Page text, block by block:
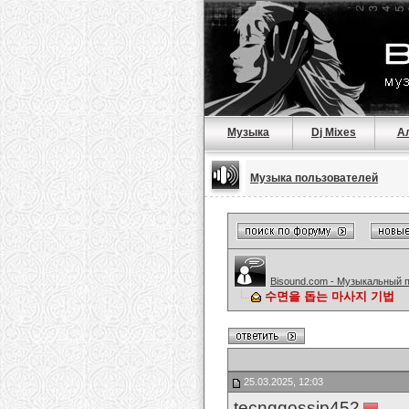
Музыка Dj Mixes
Музыка пользователей
Bisound.com - Музыкальный
수면을 돕는 마사지 기법
25.03.2025, 12:03